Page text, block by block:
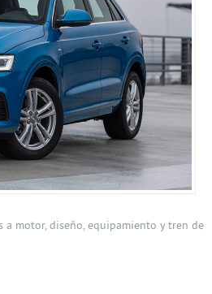
a motor, diseño, equipamiento y tren de